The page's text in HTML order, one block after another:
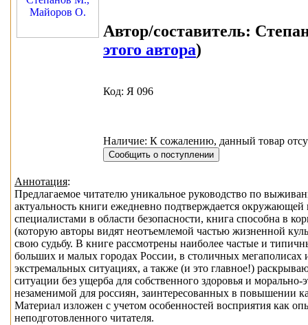
Автор/составитель:
этого автора)
Код: Я 096
Наличие: К сожалению, данный товар
Аннотация:
Предлагаемое читателю уникальное руководство по
актуальность книги ежедневно подтверждается
специалистами в области безопасности, книга способна в
(которую авторы видят неотъемлемой частью жизненной
свою судьбу. В книге рассмотрены наиболее частые и
больших и малых городах России, в столичных
экстремальных ситуациях, а также (и это главное!)
ситуации без ущерба для собственного здоровья и
незаменимой для россиян, заинтересованных в повышении
Материал изложен с учетом особенностей восприятия как
неподготовленного читателя.